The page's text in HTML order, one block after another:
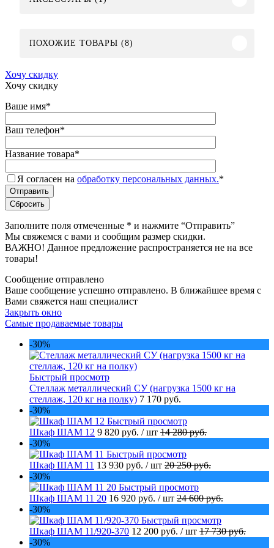
ПОХОЖИЕ ТОВАРЫ (8)
Хочу скидку
Хочу скидку
Ваше имя*
Ваш телефон*
Название товара*
Я согласен на обработку персональных данных.*
Заполните поля отмеченные * и нажмите “Отправить”
Мы свяжемся с вами и сообщим размер скидки.
ВАЖНО! Данное предложение распространяется не на все
товары!
Сообщение отправлено
Ваше сообщение успешно отправлено. В ближайшее время с
Вами свяжется наш специалист
Закрыть окно
Самые продаваемые товары
-30%
Быстрый просмотр
Стеллаж металлический СУ (нагрузка 1500 кг на
стеллаж, 120 кг на полку) 7 170 руб.
-30%
Быстрый просмотр
Шкаф ШАМ 12 9 820 руб. / шт 14 280 руб.
-30%
Быстрый просмотр
Шкаф ШАМ 11 13 930 руб. / шт 20 250 руб.
-30%
Быстрый просмотр
Шкаф ШАМ 11 20 16 920 руб. / шт 24 600 руб.
-30%
Быстрый просмотр
Шкаф ШАМ 11/920-370 12 200 руб. / шт 17 730 руб.
-30%